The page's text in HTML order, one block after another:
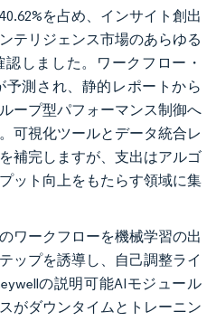
を占め、インサイト創出
テリジェンス市場のあらゆる
しました。ワークフロー・
予測され、静的レポートから
ープ型パフォーマンス制御へ
可視化ツールとデータ統合レ
補完しますが、支出はアルゴ
ット向上をもたらす領域に集
ワークフローを機械学習の出
ップを誘導し、自己調整ライ
の説明可能AIモジュール
がダウンタイムとトレーニン